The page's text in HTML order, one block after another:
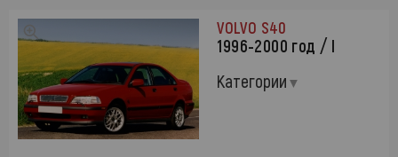
VOLVO S40
1996-2000 год / I
Категории